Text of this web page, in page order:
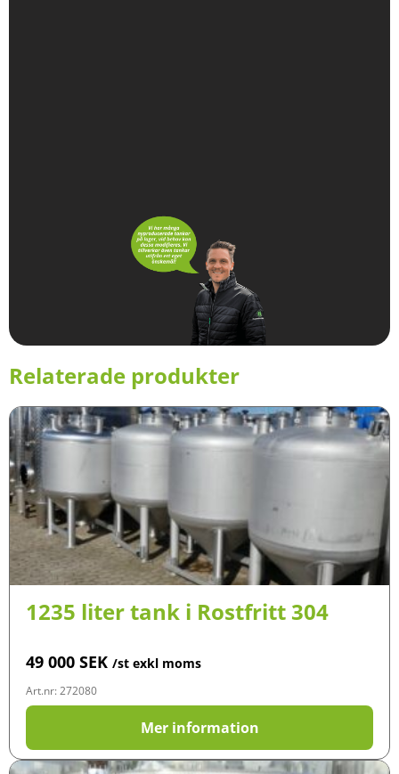
Relaterade produkter
1235 liter tank i Rostfritt 304
49 000 SEK /st exkl moms
Art.nr: 272080
Mer information